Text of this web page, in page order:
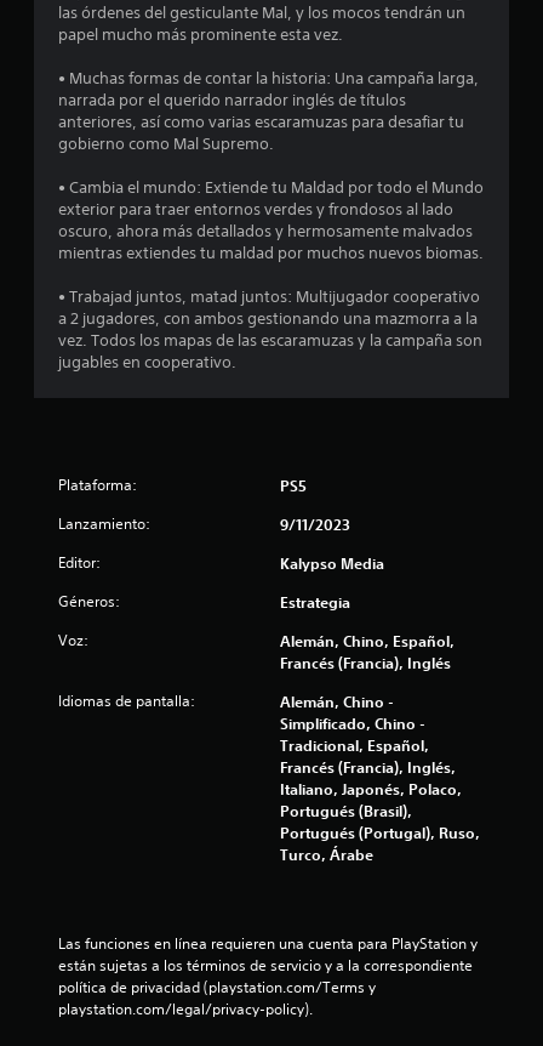
r
e
l
a
s
e
n
l
4
8
a
las órdenes del gesticulante Mal, y los mocos tendrán un
papel mucho más prominente esta vez.
• Muchas formas de contar la historia: Una campaña larga,
narrada por el querido narrador inglés de títulos
anteriores, así como varias escaramuzas para desafiar tu
gobierno como Mal Supremo.
• Cambia el mundo: Extiende tu Maldad por todo el Mundo
exterior para traer entornos verdes y frondosos al lado
oscuro, ahora más detallados y hermosamente malvados
mientras extiendes tu maldad por muchos nuevos biomas.
• Trabajad juntos, matad juntos: Multijugador cooperativo
a 2 jugadores, con ambos gestionando una mazmorra a la
vez. Todos los mapas de las escaramuzas y la campaña son
jugables en cooperativo.
Plataforma: PS5
Lanzamiento: 9/11/2023
Editor: Kalypso Media
Géneros: Estrategia
Voz:
Alemán, Chino, Español,
Francés (Francia), Inglés
Idiomas de pantalla:
Alemán, Chino -
Simplificado, Chino -
Tradicional, Español,
Francés (Francia), Inglés,
Italiano, Japonés, Polaco,
Portugués (Brasil),
Portugués (Portugal), Ruso,
Turco, Árabe
Las funciones en línea requieren una cuenta para PlayStation y
están sujetas a los términos de servicio y a la correspondiente
política de privacidad (playstation.com/Terms y
playstation.com/legal/privacy-policy).